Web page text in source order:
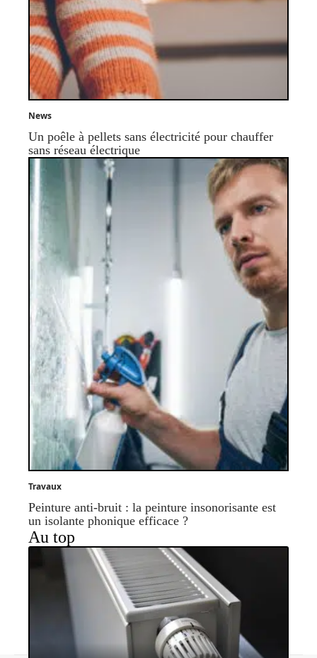
News
Un poêle à pellets sans électricité pour chauffer
sans réseau électrique
Travaux
Peinture anti-bruit : la peinture insonorisante est
un isolante phonique efficace ?
Au top